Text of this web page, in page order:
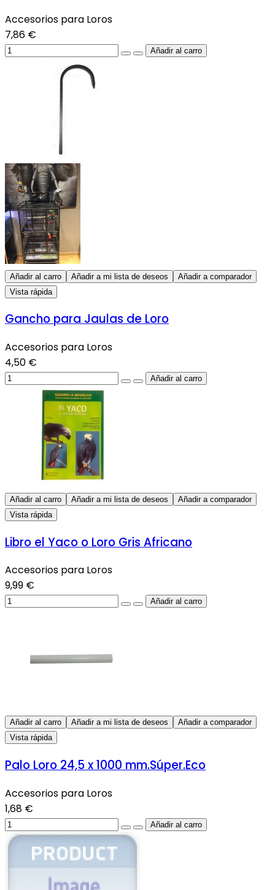
Accesorios para Loros
7,86 €
Añadir al carro Añadir a mi lista de deseos
Añadir a comparador
Vista rápida
Gancho para Jaulas de Loro
Accesorios para Loros
4,50 €
Añadir al carro Añadir a mi lista de deseos
Añadir a comparador
Vista rápida
Libro el Yaco o Loro Gris Africano
Accesorios para Loros
9,99 €
Añadir al carro Añadir a mi lista de deseos
Añadir a comparador
Vista rápida
Palo Loro 24,5 x 1000 mm.Súper.Eco
Accesorios para Loros
1,68 €